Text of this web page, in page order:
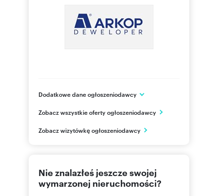
Dodatkowe dane ogłoszeniodawcy
ul. Jerzmanowska 18
71 310
Zobacz wszystkie oferty ogłoszeniodawcy
Zobacz wizytówkę ogłoszeniodawcy
Nie znalazłeś jeszcze swojej
wymarzonej nieruchomości?